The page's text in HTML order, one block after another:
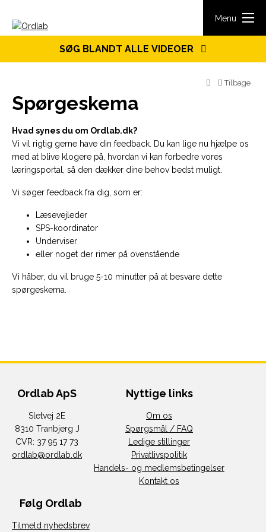
Menu
SØG BLANDT ALLE VIDEOER
Tilbage
Spørgeskema
Hvad synes du om Ordlab.dk?
Vi vil rigtig gerne have din feedback. Du kan lige nu hjælpe os
med at blive klogere på, hvordan vi kan forbedre vores
læringsportal, så den dækker dine behov bedst muligt.
Vi søger feedback fra dig, som er:
Læsevejleder
SPS-koordinator
Underviser
eller noget der rimer på ovenstående
Vi håber, du vil bruge 5-10 minutter på at besvare dette
spørgeskema.
Ordlab ApS
Sletvej 2E
8310 Tranbjerg J
CVR: 37 95 17 73
ordlab@ordlab.dk
Nyttige links
Om os
Spørgsmål / FAQ
Ledige stillinger
Privatlivspolitik
Handels- og medlemsbetingelser
Kontakt os
Følg Ordlab
Tilmeld nyhedsbrev